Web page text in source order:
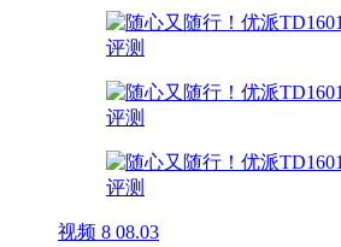
视频 8 08.03